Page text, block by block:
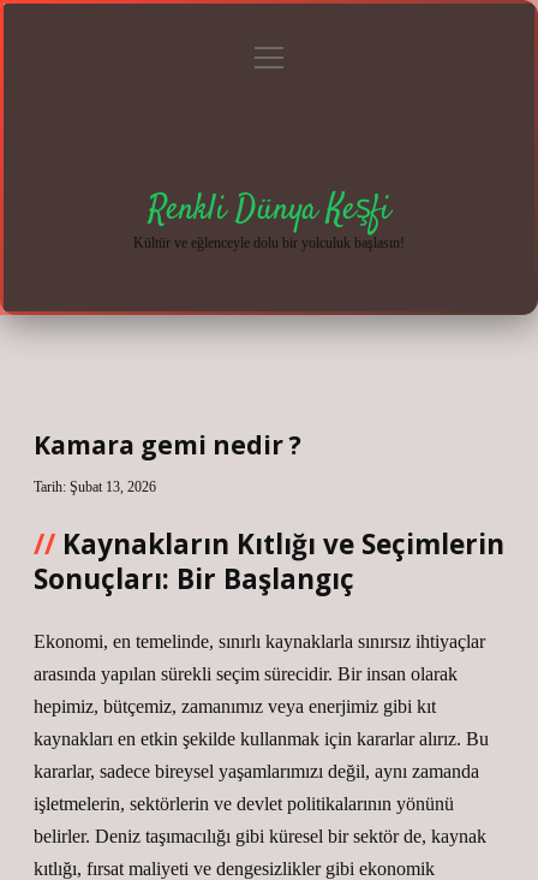
menüyü
Renkli Dünya Keşfi
Kültür ve eğlenceyle dolu bir yolculuk başlasın!
Kamara gemi nedir ?
Tarih: Şubat 13, 2026
Kaynakların Kıtlığı ve Seçimlerin
Sonuçları: Bir Başlangıç
Ekonomi, en temelinde, sınırlı kaynaklarla sınırsız ihtiyaçlar
arasında yapılan sürekli seçim sürecidir. Bir insan olarak
hepimiz, bütçemiz, zamanımız veya enerjimiz gibi kıt
kaynakları en etkin şekilde kullanmak için kararlar alırız. Bu
kararlar, sadece bireysel yaşamlarımızı değil, aynı zamanda
işletmelerin, sektörlerin ve devlet politikalarının yönünü
belirler. Deniz taşımacılığı gibi küresel bir sektör de, kaynak
kıtlığı, fırsat maliyeti ve dengesizliklergibi ekonomik